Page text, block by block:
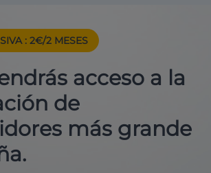
: 2€/2 MESES
acceso a la
de
más grande